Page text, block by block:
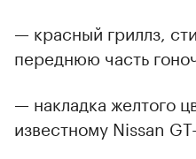
— красный гриллз,
переднюю часть
— накладка желтого
известному Nissan